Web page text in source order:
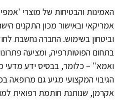
אמריקאי ובאישור מכון התקנים
וביטחון בשימוש. החברה נחשבת
בתחום הפוטותרפיה, ומציעה
ואמא" – כלומר, בבסיס ידע מדעי
הגיבוי המקצועי מגיע גם מרופאה
אקרמן, שנותנת חותמת רפואית